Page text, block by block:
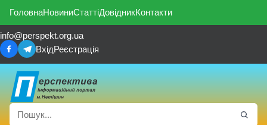
ГоловнаНовиниСтаттіДовідникКонтакти
info@perspekt.org.ua
ВхідРеєстрація